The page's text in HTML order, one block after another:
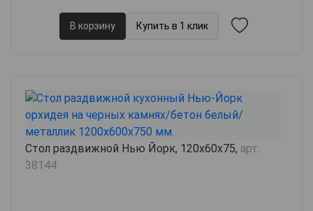
В корзину Купить в 1 клик
Стол раздвижной Нью Йорк, 120х60х75, арт.
38144